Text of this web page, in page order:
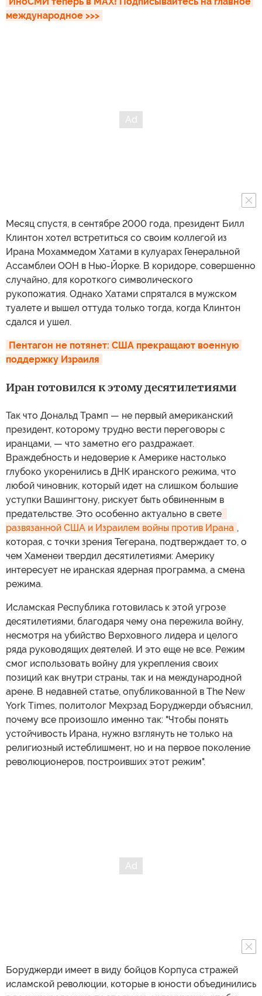
международное >>>
Месяц спустя, в сентябре 2000 года, президент Билл
Клинтон хотел встретиться со своим коллегой из
Ирана Мохаммедом Хатами в кулуарах Генеральной
Ассамблеи ООН в Нью-Йорке. В коридоре, совершенно
случайно, для короткого символического
рукопожатия. Однако Хатами спрятался в мужском
туалете и вышел оттуда только тогда, когда Клинтон
сдался и ушел.
Пентагон не потянет: США прекращают военную
поддержку Израиля
Иран готовился к этому десятилетиями
Так что Дональд Трамп — не первый американский
президент, которому трудно вести переговоры с
иранцами, — что заметно его раздражает.
Враждебность и недоверие к Америке настолько
глубоко укоренились в ДНК иранского режима, что
любой чиновник, который идет на слишком большие
уступки Вашингтону, рискует быть обвиненным в
предательстве. Это особенно актуально в свете
развязанной США и Израилем войны против Ирана ,
которая, с точки зрения Тегерана, подтверждает то, о
чем Хаменеи твердил десятилетиями: Америку
интересует не иранская ядерная программа, а смена
режима.
Исламская Республика готовилась к этой угрозе
десятилетиями, благодаря чему она пережила войну,
несмотря на убийство Верховного лидера и целого
ряда руководящих деятелей. И это еще не все. Режим
смог использовать войну для укрепления своих
позиций как внутри страны, так и на международной
арене. В недавней статье, опубликованной в The New
York Times, политолог Мехрзад Боруджерди объяснил,
почему все произошло именно так: "Чтобы понять
устойчивость Ирана, нужно взглянуть не только на
религиозный истеблишмент, но и на первое поколение
революционеров, построивших этот режим".
Боруджерди имеет в виду бойцов Корпуса стражей
исламской революции, которые в юности объединились